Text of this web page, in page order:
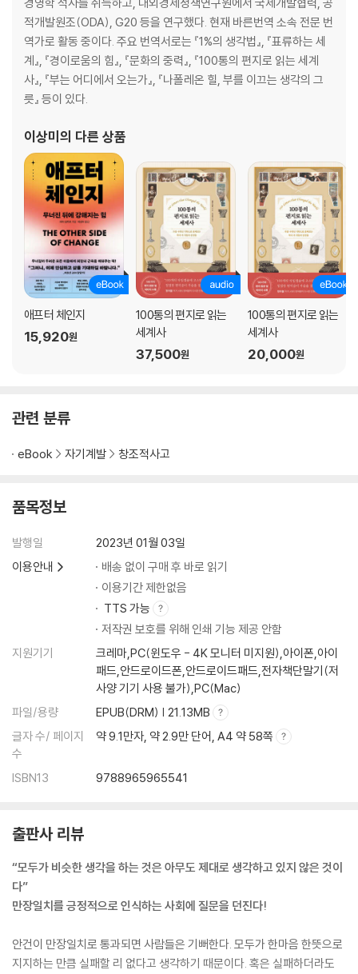
2장. 일상의 리추얼로 삼기
3장. 즐겨라!
4장. 마지막 한마디
적개발원조(ODA), G20 등을 연구했다. 현재 바른번역 소속 전문 번
역가로 활동 중이다. 주요 번역서로는 『1%의 생각법』, 『표류하는 세
계』, 『경이로움의 힘』, 『문화의 중력』, 『100통의 편지로 읽는 세계
사』, 『부는 어디에서 오는가』, 『나폴레온 힐, 부를 이끄는 생각의 그
릇』 등이 있다.
이상미 의 다른 상품
애프터 체인지
15,920원
100통의 편지로 읽는
세계사
37,500원
100통의 편지로 읽는
세계사
20,000원
관련 분류
eBook 자기계발 창조적사고
품목정보
발행일
2023년 01월 03일
이용안내
배송 없이 구매 후 바로 읽기
이용기간 제한없음
TTS 가능
저작권 보호를 위해 인쇄 기능 제공 안함
지원기기
크레마,PC(윈도우 - 4K 모니터 미지원),아이폰,아이
패드,안드로이드폰,안드로이드패드,전자책단말기(저
사양 기기 사용 불가),PC(Mac)
파일/용량
EPUB(DRM) | 21.13MB
글자 수/ 페이지
수
약 9.1만자, 약 2.9만 단어, A4 약 58쪽
ISBN13 9788965965541
출판사 리뷰
“모두가 비슷한 생각을 하는 것은 아무도 제대로 생각하고 있지 않은 것이
다”
만장일치를 긍정적으로 인식하는 사회에 질문을 던진다!
안건이 만장일치로 통과되면 사람들은 기뻐한다. 모두가 한마음 한뜻으로
지지하는 만큼 실패할 리 없다고 생각하기 때문이다. 혹은 실패하더라도